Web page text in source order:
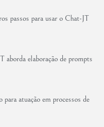
passos para usar o Chat-JT
aborda elaboração de prompts
atuação em processos de